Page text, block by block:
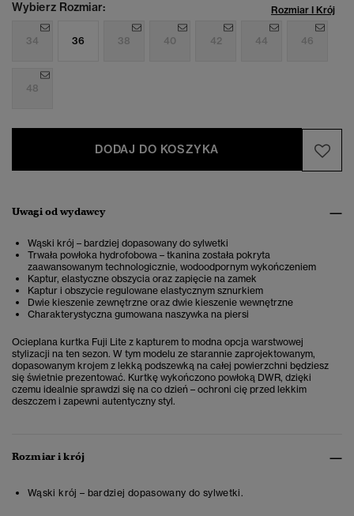
Wybierz Rozmiar: Rozmiar I Krój
34 36 38 40 42 44 46
48
DODAJ DO KOSZYKA
Uwagi od wydawcy
Wąski krój – bardziej dopasowany do sylwetki
Trwała powłoka hydrofobowa – tkanina została pokryta
zaawansowanym technologicznie, wodoodpornym wykończeniem
Kaptur, elastyczne obszycia oraz zapięcie na zamek
Kaptur i obszycie regulowane elastycznym sznurkiem
Dwie kieszenie zewnętrzne oraz dwie kieszenie wewnętrzne
Charakterystyczna gumowana naszywka na piersi
Ocieplana kurtka Fuji Lite z kapturem to modna opcja warstwowej
stylizacji na ten sezon. W tym modelu ze starannie zaprojektowanym,
dopasowanym krojem z lekką podszewką na całej powierzchni będziesz
się świetnie prezentować. Kurtkę wykończono powłoką DWR, dzięki
czemu idealnie sprawdzi się na co dzień – ochroni cię przed lekkim
deszczem i zapewni autentyczny styl.
Rozmiar i krój
Wąski krój – bardziej dopasowany do sylwetki.